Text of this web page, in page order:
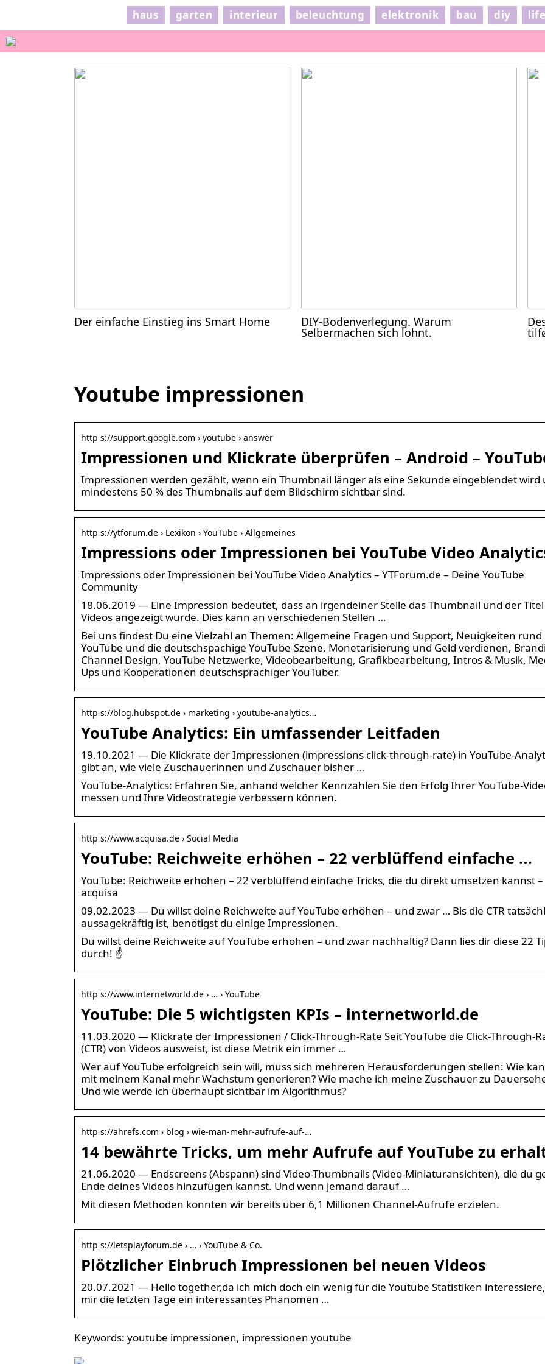
haus garten interieur beleuchtung elektronik bau diy
Der einfache Einstieg ins Smart Home DIY-Bodenverlegung. Warum
Selbermachen sich lohnt.
Youtube impressionen
http s://support.google.com › youtube › answer
Impressionen und Klickrate überprüfen – Android –
Impressionen werden gezählt, wenn ein Thumbnail länger als eine Sekunde eingeblendet wird
mindestens 50 % des Thumbnails auf dem Bildschirm sichtbar sind.
http s://ytforum.de › Lexikon › YouTube › Allgemeines
Impressions oder Impressionen bei YouTube Video
Impressions oder Impressionen bei YouTube Video Analytics – YTForum.de – Deine YouTube
Community
18.06.2019 — Eine Impression bedeutet, dass an irgendeiner Stelle das Thumbnail und der
Videos angezeigt wurde. Dies kann an verschiedenen Stellen …
Bei uns findest Du eine Vielzahl an Themen: Allgemeine Fragen und Support, Neuigkeiten rund
YouTube und die deutschspachige YouTube-Szene, Monetarisierung und Geld verdienen,
Channel Design, YouTube Netzwerke, Videobearbeitung, Grafikbearbeitung, Intros & Musik,
Ups und Kooperationen deutschsprachiger YouTuber.
http s://blog.hubspot.de › marketing › youtube-analytics…
YouTube Analytics: Ein umfassender Leitfaden
19.10.2021 — Die Klickrate der Impressionen (impressions click-through-rate) in YouTube-
gibt an, wie viele Zuschauerinnen und Zuschauer bisher …
YouTube-Analytics: Erfahren Sie, anhand welcher Kennzahlen Sie den Erfolg Ihrer YouTube-
messen und Ihre Videostrategie verbessern können.
http s://www.acquisa.de › Social Media
YouTube: Reichweite erhöhen – 22 verblüffend einfache …
YouTube: Reichweite erhöhen – 22 verblüffend einfache Tricks, die du direkt umsetzen kannst –
acquisa
09.02.2023 — Du willst deine Reichweite auf YouTube erhöhen – und zwar … Bis die CTR
aussagekräftig ist, benötigst du einige Impressionen.
Du willst deine Reichweite auf YouTube erhöhen – und zwar nachhaltig? Dann lies dir diese 22
durch! ☝
http s://www.internetworld.de › … › YouTube
YouTube: Die 5 wichtigsten KPIs – internetworld.de
11.03.2020 — Klickrate der Impressionen / Click-Through-Rate Seit YouTube die Click-Through-
(CTR) von Videos ausweist, ist diese Metrik ein immer …
Wer auf YouTube erfolgreich sein will, muss sich mehreren Herausforderungen stellen: Wie
mit meinem Kanal mehr Wachstum generieren? Wie mache ich meine Zuschauer zu
Und wie werde ich überhaupt sichtbar im Algorithmus?
http s://ahrefs.com › blog › wie-man-mehr-aufrufe-auf-…
14 bewährte Tricks, um mehr Aufrufe auf YouTube zu
21.06.2020 — Endscreens (Abspann) sind Video-Thumbnails (Video-Miniaturansichten), die du
Ende deines Videos hinzufügen kannst. Und wenn jemand darauf …
Mit diesen Methoden konnten wir bereits über 6,1 Millionen Channel-Aufrufe erzielen.
http s://letsplayforum.de › … › YouTube & Co.
Plötzlicher Einbruch Impressionen bei neuen Videos
20.07.2021 — Hello together,da ich mich doch ein wenig für die Youtube Statistiken
mir die letzten Tage ein interessantes Phänomen …
Keywords: youtube impressionen, impressionen youtube